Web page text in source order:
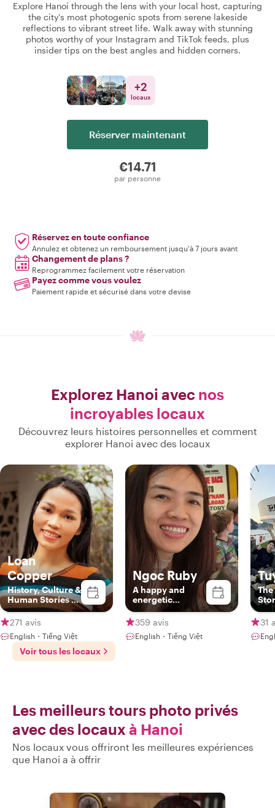
Explore Hanoi through the lens with your local host, capturing
the city's most photogenic spots from serene lakeside
reflections to vibrant street life. Walk away with stunning
photos worthy of your Instagram and TikTok feeds, plus
insider tips on the best angles and hidden corners.
Réserver maintenant
€14.71
par personne
+2
locaux
Réservez en toute confiance
Annulez et obtenez un remboursement jusqu'à 7 jours avant
Changement de plans ?
Reprogrammez facilement votre réservation
Payez comme vous voulez
Paiement rapide et sécurisé dans votre devise
Explorez Hanoi avec nos
incroyables locaux
Découvrez leurs histoires personnelles et comment
explorer Hanoi avec des locaux
Loan
Copper
History, Culture &
Human Stories of
Vietnam
271 avis
English・Tiếng Việt
Ngoc Ruby
A happy and
energetic
Hanoian
359 avis
English・Tiếng Việt
31
Voir tous les locaux
Les meilleurs tours photo privés
avec des locaux à Hanoi
Nos locaux vous offriront les meilleures expériences
que Hanoi a à offrir